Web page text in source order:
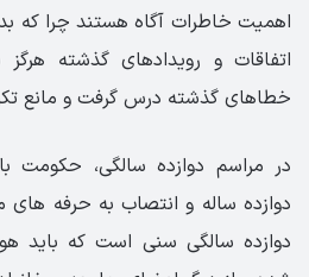
اهمیت خاطرات آگاه هستند چرا که
اتفاقات و رویدادهای گذشته
خطاهای گذشته درس گرفت و مانع
در مراسم دوازده سالگی، حکومت
دوازده ساله و انتصاب به حرفه
دوازده سالگی سنی است که باید